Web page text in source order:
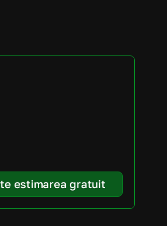
estimarea gratuit